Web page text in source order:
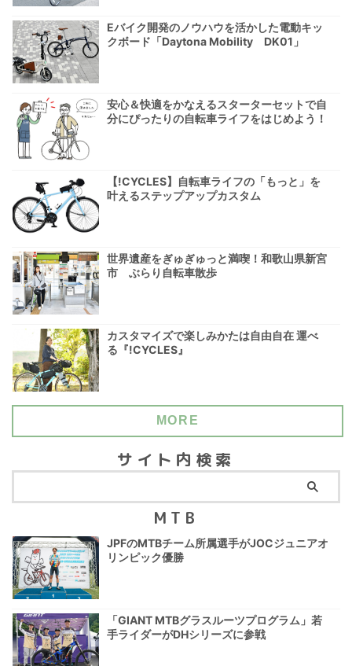
Eバイク開発のノウハウを活かした電動キッ
クボード「Daytona Mobility DK01」
安心＆快適をかなえるスターターセットで自
分にぴったりの自転車ライフをはじめよう！
【!CYCLES】自転車ライフの「もっと」を
叶えるステップアップカスタム
世界遺産をぎゅぎゅっと満喫！和歌山県新宮
市 ぶらり自転車散歩
カスタマイズで楽しみかたは自由自在 運べ
る『!CYCLES』
MORE
サイト内検索
MTB
JPFのMTBチーム所属選手がJOCジュニアオ
リンピック優勝
「GIANT MTBグラスルーツプログラム」若
手ライダーがDHシリーズに参戦